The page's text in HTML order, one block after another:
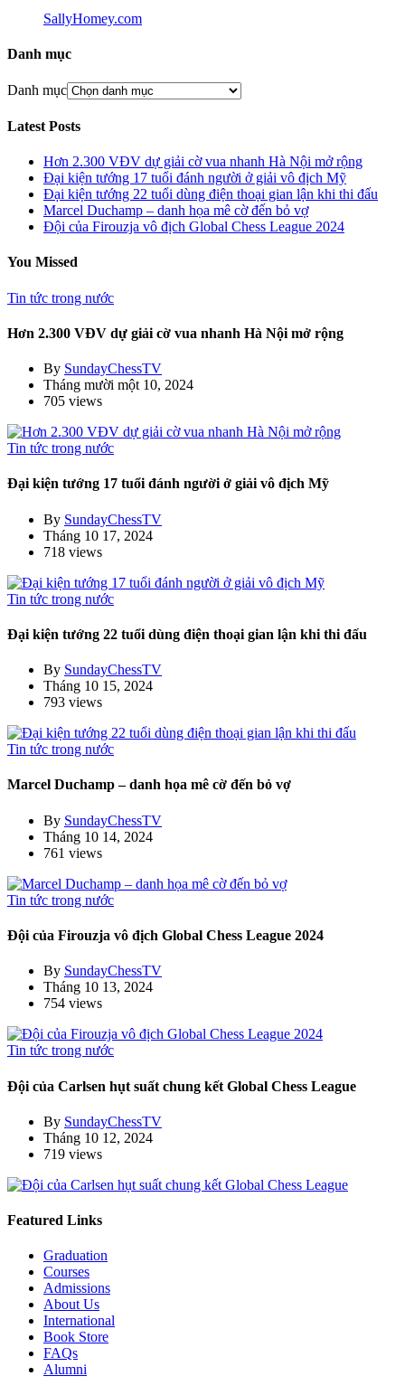
SallyHomey.com
Danh mục
Danh mục
Latest Posts
Hơn 2.300 VĐV dự giải cờ vua nhanh Hà Nội mở rộng
Đại kiện tướng 17 tuổi đánh người ở giải vô địch Mỹ
Đại kiện tướng 22 tuổi dùng điện thoại gian lận khi thi đấu
Marcel Duchamp – danh họa mê cờ đến bỏ vợ
Đội của Firouzja vô địch Global Chess League 2024
You Missed
Tin tức trong nước
Hơn 2.300 VĐV dự giải cờ vua nhanh Hà Nội mở rộng
By SundayChessTV
Tháng mười một 10, 2024
705 views
Tin tức trong nước
Đại kiện tướng 17 tuổi đánh người ở giải vô địch Mỹ
By SundayChessTV
Tháng 10 17, 2024
718 views
Tin tức trong nước
Đại kiện tướng 22 tuổi dùng điện thoại gian lận khi thi đấu
By SundayChessTV
Tháng 10 15, 2024
793 views
Tin tức trong nước
Marcel Duchamp – danh họa mê cờ đến bỏ vợ
By SundayChessTV
Tháng 10 14, 2024
761 views
Tin tức trong nước
Đội của Firouzja vô địch Global Chess League 2024
By SundayChessTV
Tháng 10 13, 2024
754 views
Tin tức trong nước
Đội của Carlsen hụt suất chung kết Global Chess League
By SundayChessTV
Tháng 10 12, 2024
719 views
Featured Links
Graduation
Courses
Admissions
About Us
International
Book Store
FAQs
Alumni